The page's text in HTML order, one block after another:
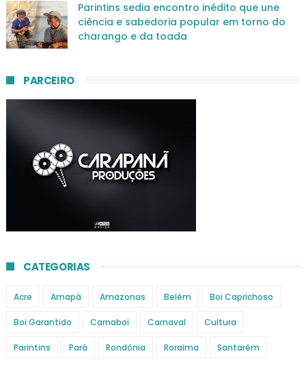
Parintins sedia encontro inédito que une
ciência e sabedoria popular em torno do
charango e da toada
PARCEIRO
CATEGORIAS
Acre Amapá Amazonas Belém Boi Caprichoso
Boi Garantido Carnaboi Carnaval Cultura
Parintins Pará Rondônia Roraima Santarém